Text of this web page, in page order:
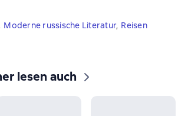
Moderne russische Literatur, Reisen
lesen auch